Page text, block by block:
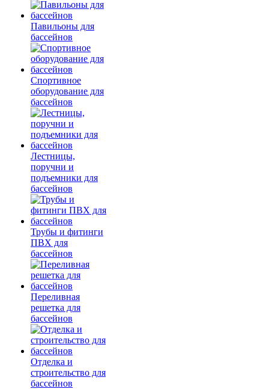
Павильоны для
бассейнов
Спортивное
оборудование для
бассейнов
Лестницы,
поручни и
подъемники для
бассейнов
Трубы и фитинги
ПВХ для
бассейнов
Переливная
решетка для
бассейнов
Отделка и
строительство для
бассейнов